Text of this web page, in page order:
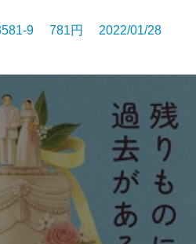
9 781円 2022/01/28